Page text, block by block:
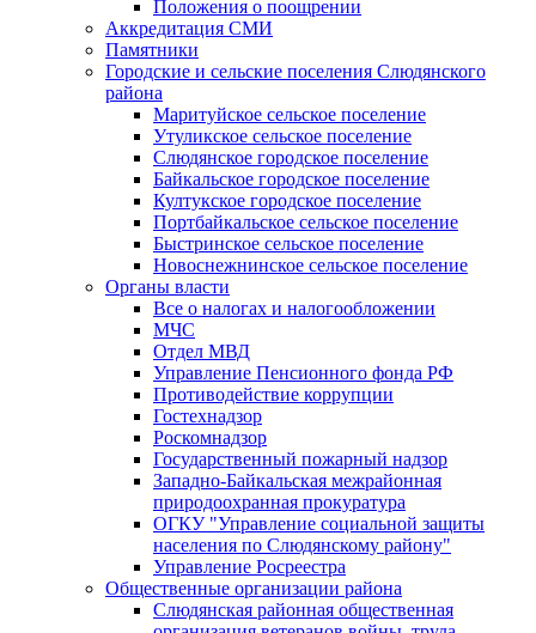
Положения о поощрении
Аккредитация СМИ
Памятники
Городские и сельские поселения Слюдянского
района
Маритуйское сельское поселение
Утуликское сельское поселение
Слюдянское городское поселение
Байкальское городское поселение
Култукское городское поселение
Портбайкальское сельское поселение
Быстринское сельское поселение
Новоснежнинское сельское поселение
Органы власти
Все о налогах и налогообложении
МЧС
Отдел МВД
Управление Пенсионного фонда РФ
Противодействие коррупции
Гостехнадзор
Роскомнадзор
Государственный пожарный надзор
Западно-Байкальская межрайонная
природоохранная прокуратура
ОГКУ "Управление социальной защиты
населения по Слюдянскому району"
Управление Росреестра
Общественные организации района
Слюдянская районная общественная